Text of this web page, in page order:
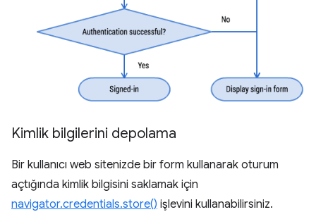
Kimlik bilgilerini depolama
Bir kullanıcı web sitenizde bir form kullanarak oturum
açtığında kimlik bilgisini saklamak için
navigator.credentials.store() işlevini kullanabilirsiniz.